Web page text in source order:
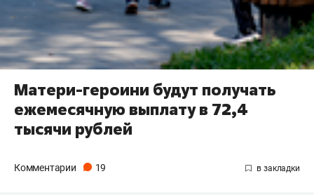
Матери-героини будут получать
ежемесячную выплату в 72,4
тысячи рублей
Комментарии 19